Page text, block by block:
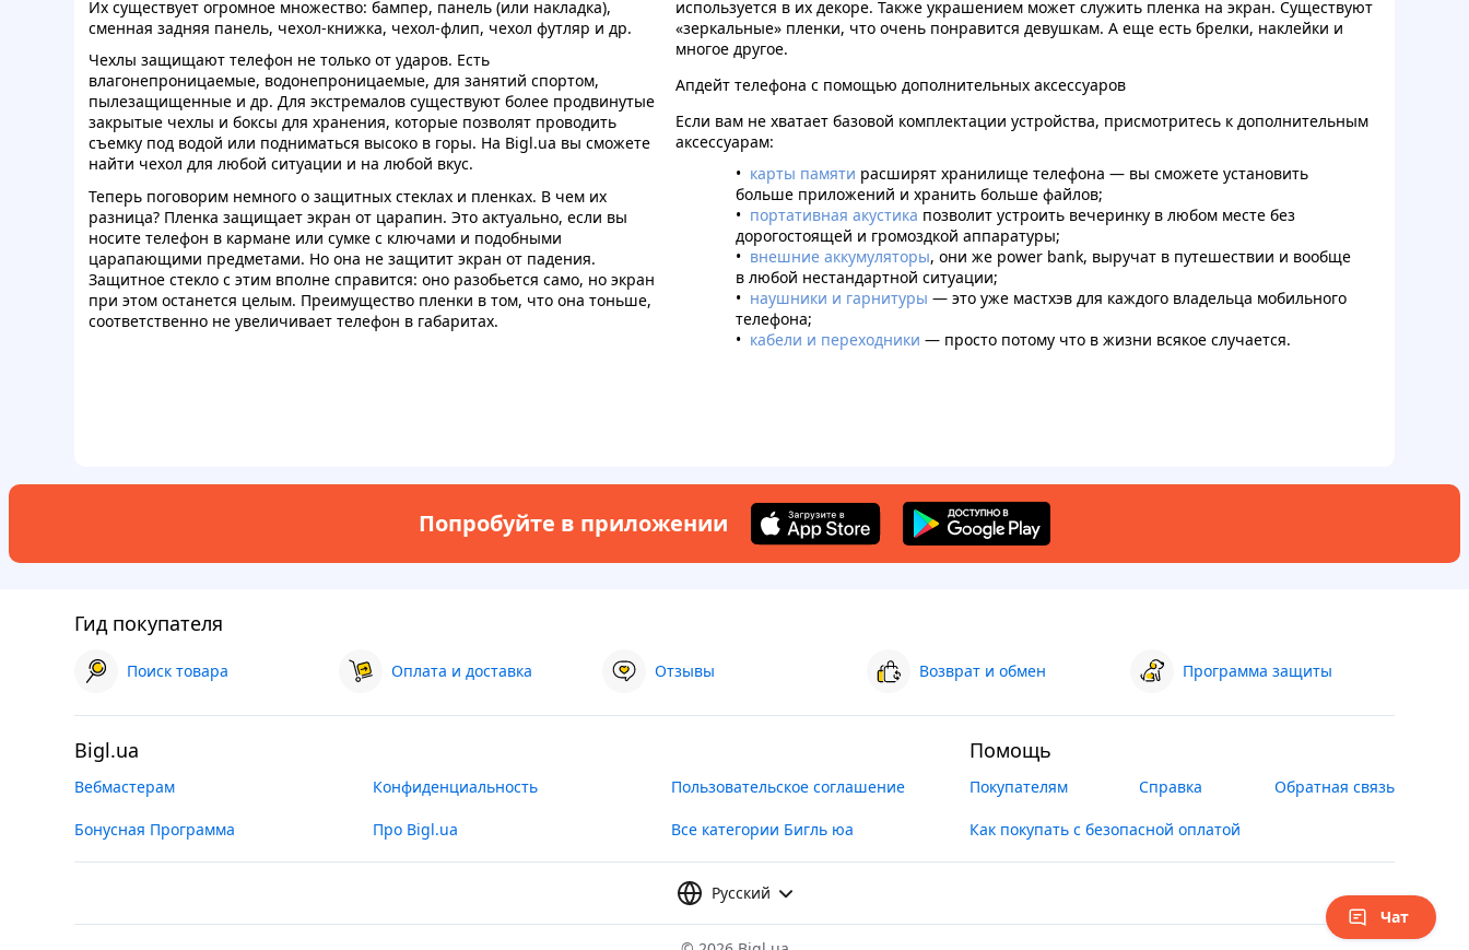
Их существует огромное множество: бампер, панель (или накладка),
сменная задняя панель, чехол-книжка, чехол-флип, чехол футляр и др.
Чехлы защищают телефон не только от ударов. Есть
влагонепроницаемые, водонепроницаемые, для занятий спортом,
пылезащищенные и др. Для экстремалов существуют более продвинутые
закрытые чехлы и боксы для хранения, которые позволят проводить
съемку под водой или подниматься высоко в горы. На Bigl.ua вы сможете
найти чехол для любой ситуации и на любой вкус.
Теперь поговорим немного о защитных стеклах и пленках. В чем их
разница? Пленка защищает экран от царапин. Это актуально, если вы
носите телефон в кармане или сумке с ключами и подобными
царапающими предметами. Но она не защитит экран от падения.
Защитное стекло с этим вполне справится: оно разобьется само, но экран
при этом останется целым. Преимущество пленки в том, что она тоньше,
соответственно не увеличивает телефон в габаритах.
используется в их декоре. Также украшением может служить пленка на экран. Существуют
«зеркальные» пленки, что очень понравится девушкам. А еще есть брелки, наклейки и
многое другое.
Апдейт телефона с помощью дополнительных аксессуаров
Если вам не хватает базовой комплектации устройства, присмотритесь к дополнительным
аксессуарам:
карты памяти расширят хранилище телефона — вы сможете установить
больше приложений и хранить больше файлов;
портативная акустика позволит устроить вечеринку в любом месте без
дорогостоящей и громоздкой аппаратуры;
внешние аккумуляторы, они же power bank, выручат в путешествии и вообще
в любой нестандартной ситуации;
наушники и гарнитуры — это уже мастхэв для каждого владельца мобильного
телефона;
кабели и переходники — просто потому что в жизни всякое случается.
Попробуйте в приложении
Гид покупателя
Поиск товара Оплата и доставка Отзывы Возврат и обмен Программа защиты
Bigl.ua
Вебмастерам Конфиденциальность Пользовательское соглашение
Бонусная Программа Про Bigl.ua Все категории Бигль юа
Помощь
Покупателям Справка Обратная связь
Как покупать с безопасной оплатой
Русский
Чат